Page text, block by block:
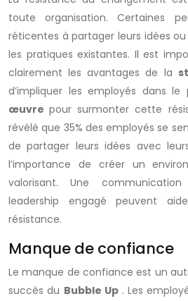
toute organisation. Certaines
réticentes à partager leurs idées
les pratiques existantes. Il est
clairement les avantages de la
d’impliquer les employés dans le
œuvrepour surmonter cette
révélé que 35% des employés se
de partager leurs idées avec
l’importance de créer un
valorisant. Une
leadership engagé peuvent
résistance.
Manque de confiance
Le manque de confiance est un
succès du Bubble Up . Les